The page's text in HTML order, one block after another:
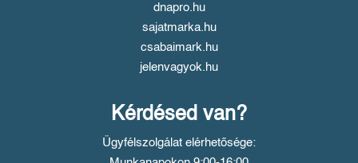
dnapro.hu
sajatmarka.hu
csabaimark.hu
jelenvagyok.hu
Kérdésed van?
Ügyfélszolgálat elérhetősége: